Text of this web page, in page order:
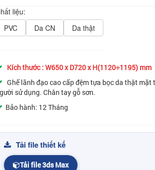
liệu:
PVC
Da CN Da thật
Kích thước : W650 x D720 x H(1120÷1195) mm
Ghế lãnh đạo cao cấp đệm tựa bọc da thật mặt
sử dụng. Chân tay gỗ sơn.
Bảo hành: 12 Tháng
Tải file thiết kế
Tải file 3ds Max